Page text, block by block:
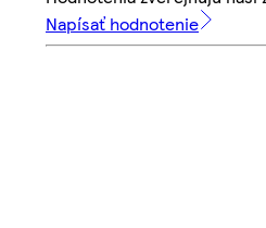
Napísať hodnotenie